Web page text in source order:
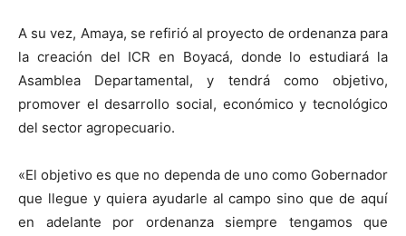
A su vez, Amaya, se refirió al proyecto de ordenanza para
la creación del ICR en Boyacá, donde lo estudiará la
Asamblea Departamental, y tendrá como objetivo,
promover el desarrollo social, económico y tecnológico
del sector agropecuario.
«El objetivo es que no dependa de uno como Gobernador
que llegue y quiera ayudarle al campo sino que de aquí
en adelante por ordenanza siempre tengamos que